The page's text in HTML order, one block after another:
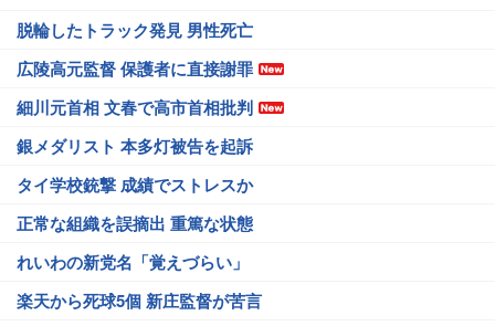
脱輪したトラック発見 男性死亡
広陵高元監督 保護者に直接謝罪
細川元首相 文春で高市首相批判
銀メダリスト 本多灯被告を起訴
タイ学校銃撃 成績でストレスか
正常な組織を誤摘出 重篤な状態
れいわの新党名「覚えづらい」
楽天から死球5個 新庄監督が苦言